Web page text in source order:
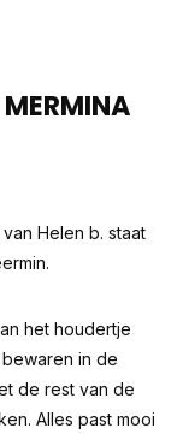
Helen b. staat
het houdertje
in de
de rest van de
Alles past mooi